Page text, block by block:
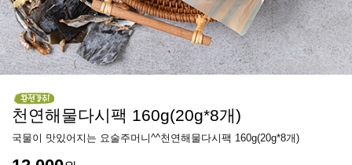
천연해물다시팩 160g(20g*8개)
국물이 맛있어지는 요술주머니^^천연해물다시팩 160g(20g*8개)